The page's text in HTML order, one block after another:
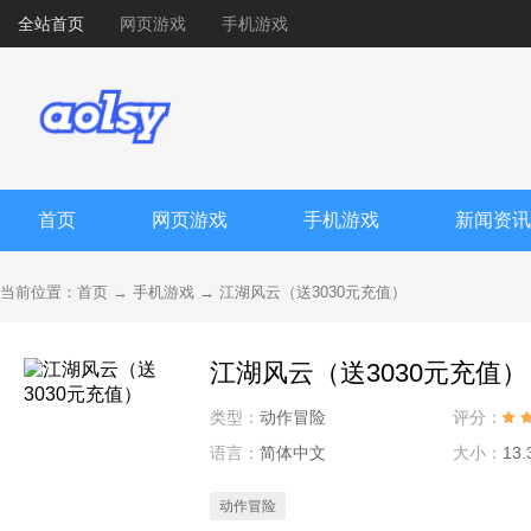
全站首页 网页游戏 手机游戏
首页 网页游戏 手机游戏 新闻资讯
当前位置： 首页 → 手机游戏 → 江湖风云（送3030元充值）
江湖风云（送3030元充值）
类型： 动作冒险
评分：
语言： 简体中文 大小：
动作冒险